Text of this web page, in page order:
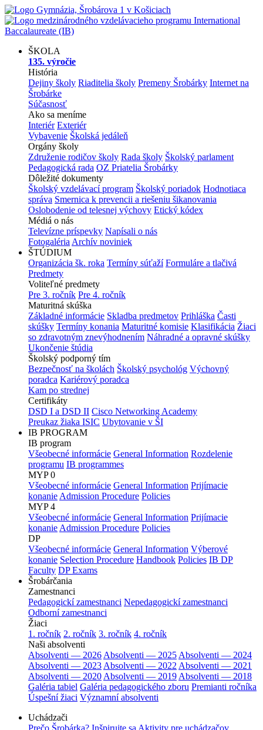
ŠKOLA
135. výročie
História
Dejiny školy Riaditelia školy Premeny Šrobárky Internet na
Šrobárke
Súčasnosť
Ako sa meníme
Interiér Exteriér
Vybavenie Školská jedáleň
Orgány školy
Združenie rodičov školy Rada školy Školský parlament
Pedagogická rada OZ Priatelia Šrobárky
Dôležité dokumenty
Školský vzdelávací program Školský poriadok Hodnotiaca
správa Smernica k prevencii a riešeniu šikanovania
Oslobodenie od telesnej výchovy Etický kódex
Médiá o nás
Televízne príspevky Napísali o nás
Fotogaléria Archív noviniek
ŠTÚDIUM
Organizácia šk. roka Termíny súťaží Formuláre a tlačivá
Predmety
Voliteľné predmety
Pre 3. ročník Pre 4. ročník
Maturitná skúška
Základné informácie Skladba predmetov Prihláška Časti
skúšky Termíny konania Maturitné komisie Klasifikácia Žiaci
so zdravotným znevýhodnením Náhradné a opravné skúšky
Ukončenie štúdia
Školský podporný tím
Bezpečnosť na školách Školský psychológ Výchovný
poradca Kariérový poradca
Kam po strednej
Certifikáty
DSD I a DSD II Cisco Networking Academy
Preukaz žiaka ISIC Ubytovanie v ŠI
IB PROGRAM
IB program
Všeobecné informácie General Information Rozdelenie
programu IB programmes
MYP 0
Všeobecné informácie General Information Prijímacie
konanie Admission Procedure Policies
MYP 4
Všeobecné informácie General Information Prijímacie
konanie Admission Procedure Policies
DP
Všeobecné informácie General Information Výberové
konanie Selection Procedure Handbook Policies IB DP
Faculty DP Exams
Šrobárčania
Zamestnanci
Pedagogickí zamestnanci Nepedagogickí zamestnanci
Odborní zamestnanci
Žiaci
1. ročník 2. ročník 3. ročník 4. ročník
Naši absolventi
Absolventi — 2026 Absolventi — 2025 Absolventi — 2024
Absolventi — 2023 Absolventi — 2022 Absolventi — 2021
Absolventi — 2020 Absolventi — 2019 Absolventi — 2018
Galéria tabiel Galéria pedagogického zboru Premianti ročníka
Úspešní žiaci Významní absolventi
Uchádzači
Prečo Šrobárka? Inšpirujte sa Aktivity pre uchádzačov